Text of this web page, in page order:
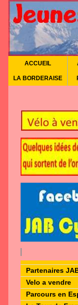
ACCUEIL
LA BORDERAISE
Partenaires
Velo a vendre
Parcours en